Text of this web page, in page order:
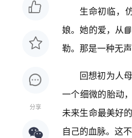
分享
生命初临，
娘。她的爱，从
勒。那是一种无
回想初为人
一个细微的胎动
未来生命最美好
自己的血脉。这